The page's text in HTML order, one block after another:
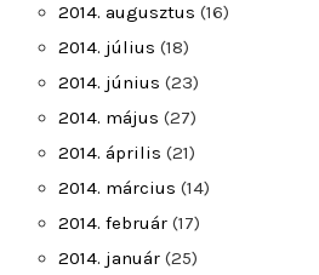
2014. augusztus (16)
2014. július (18)
2014. június (23)
2014. május (27)
2014. április (21)
2014. március (14)
2014. február (17)
2014. január (25)